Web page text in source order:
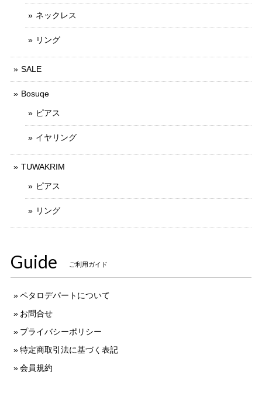
ネックレス
リング
SALE
Bosuqe
ピアス
イヤリング
TUWAKRIM
ピアス
リング
Guide ご利用ガイド
ペタロデパートについて
お問合せ
プライバシーポリシー
特定商取引法に基づく表記
会員規約